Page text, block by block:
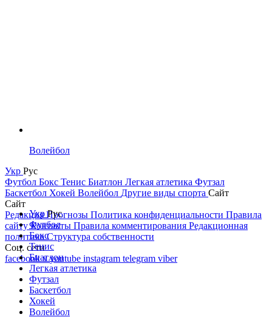
Волейбол
Укр Рус
Футбол Бокс Тенис Биатлон Легкая атлетика Футзал
Баскетбол Хокей Волейбол Другие виды спорта Сайт
Сайт
РедакцияПрогнозы Политика конфиденциальности Правила
сайтуКонтакты Правила комментирования Редакционная
политикаСтруктура собственности
Соц. сети
facebookxyoutube instagram telegram viber
УкрРус
Футбол
Бокс
Тенис
Биатлон
Легкая атлетика
Футзал
Баскетбол
Хокей
Волейбол